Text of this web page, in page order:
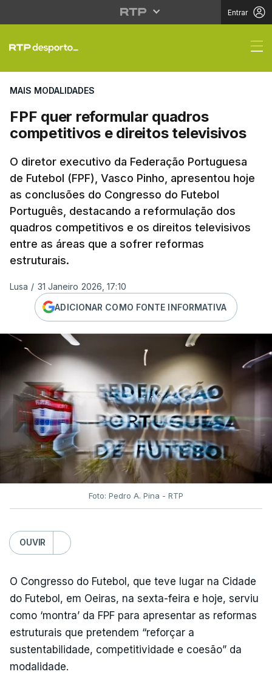
Entrar
FPF quer reformular
MAIS MODALIDADES
FPF quer reformular quadros
competitivos e direitos televisivos
O diretor executivo da Federação Portuguesa
de Futebol (FPF), Vasco Pinho, apresentou hoje
as conclusões do Congresso do Futebol
Português, destacando a reformulação dos
quadros competitivos e os direitos televisivos
entre as áreas que a sofrer reformas
estruturais.
Lusa / 31 Janeiro 2026, 17:10
ADICIONAR COMO FONTE INFORMATIVA
Foto: Pedro A. Pina - RTP
OUVIR
O Congresso do Futebol, que teve lugar na Cidade
do Futebol, em Oeiras, na sexta-feira e hoje, serviu
como ‘montra’ da FPF para apresentar as reformas
estruturais que pretendem “reforçar a
sustentabilidade, competitividade e coesão” da
modalidade.